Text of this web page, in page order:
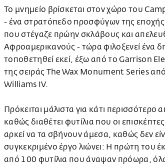
Το μνημείο βρίσκεται στον χώρο του
- ένα στρατόπεδο προσφύγων της
που στέγαζε πρώην σκλάβους και
Αφροαμερικανούς - τώρα φιλοξενεί ένα
τοποθετηθεί εκεί, έξω από το Garrison
της σειράς The Wax Monument Series
Williams IV.
Πρόκειται μάλιστα για κάτι περισσότερο
καθώς διαθέτει φυτίλια που οι
αρκεί να τα σβήνουν άμεσα, καθώς δεν
συγκεκριμένο έργο λιώνει: Η πρώτη του
από 100 φυτίλια που άναψαν πρόωρα, όλα